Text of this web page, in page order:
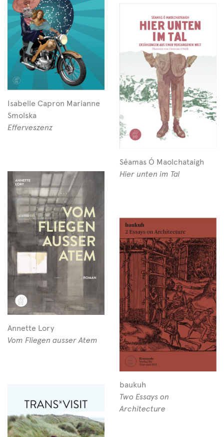
Isabelle Capron Marianne
Smolska
Efferveszenz
Séamas Ó Maolchataigh
Hier unten im Tal
Annette Lory
Vom Fliegen ausser Atem
baukuh
Two Essays on
Architecture